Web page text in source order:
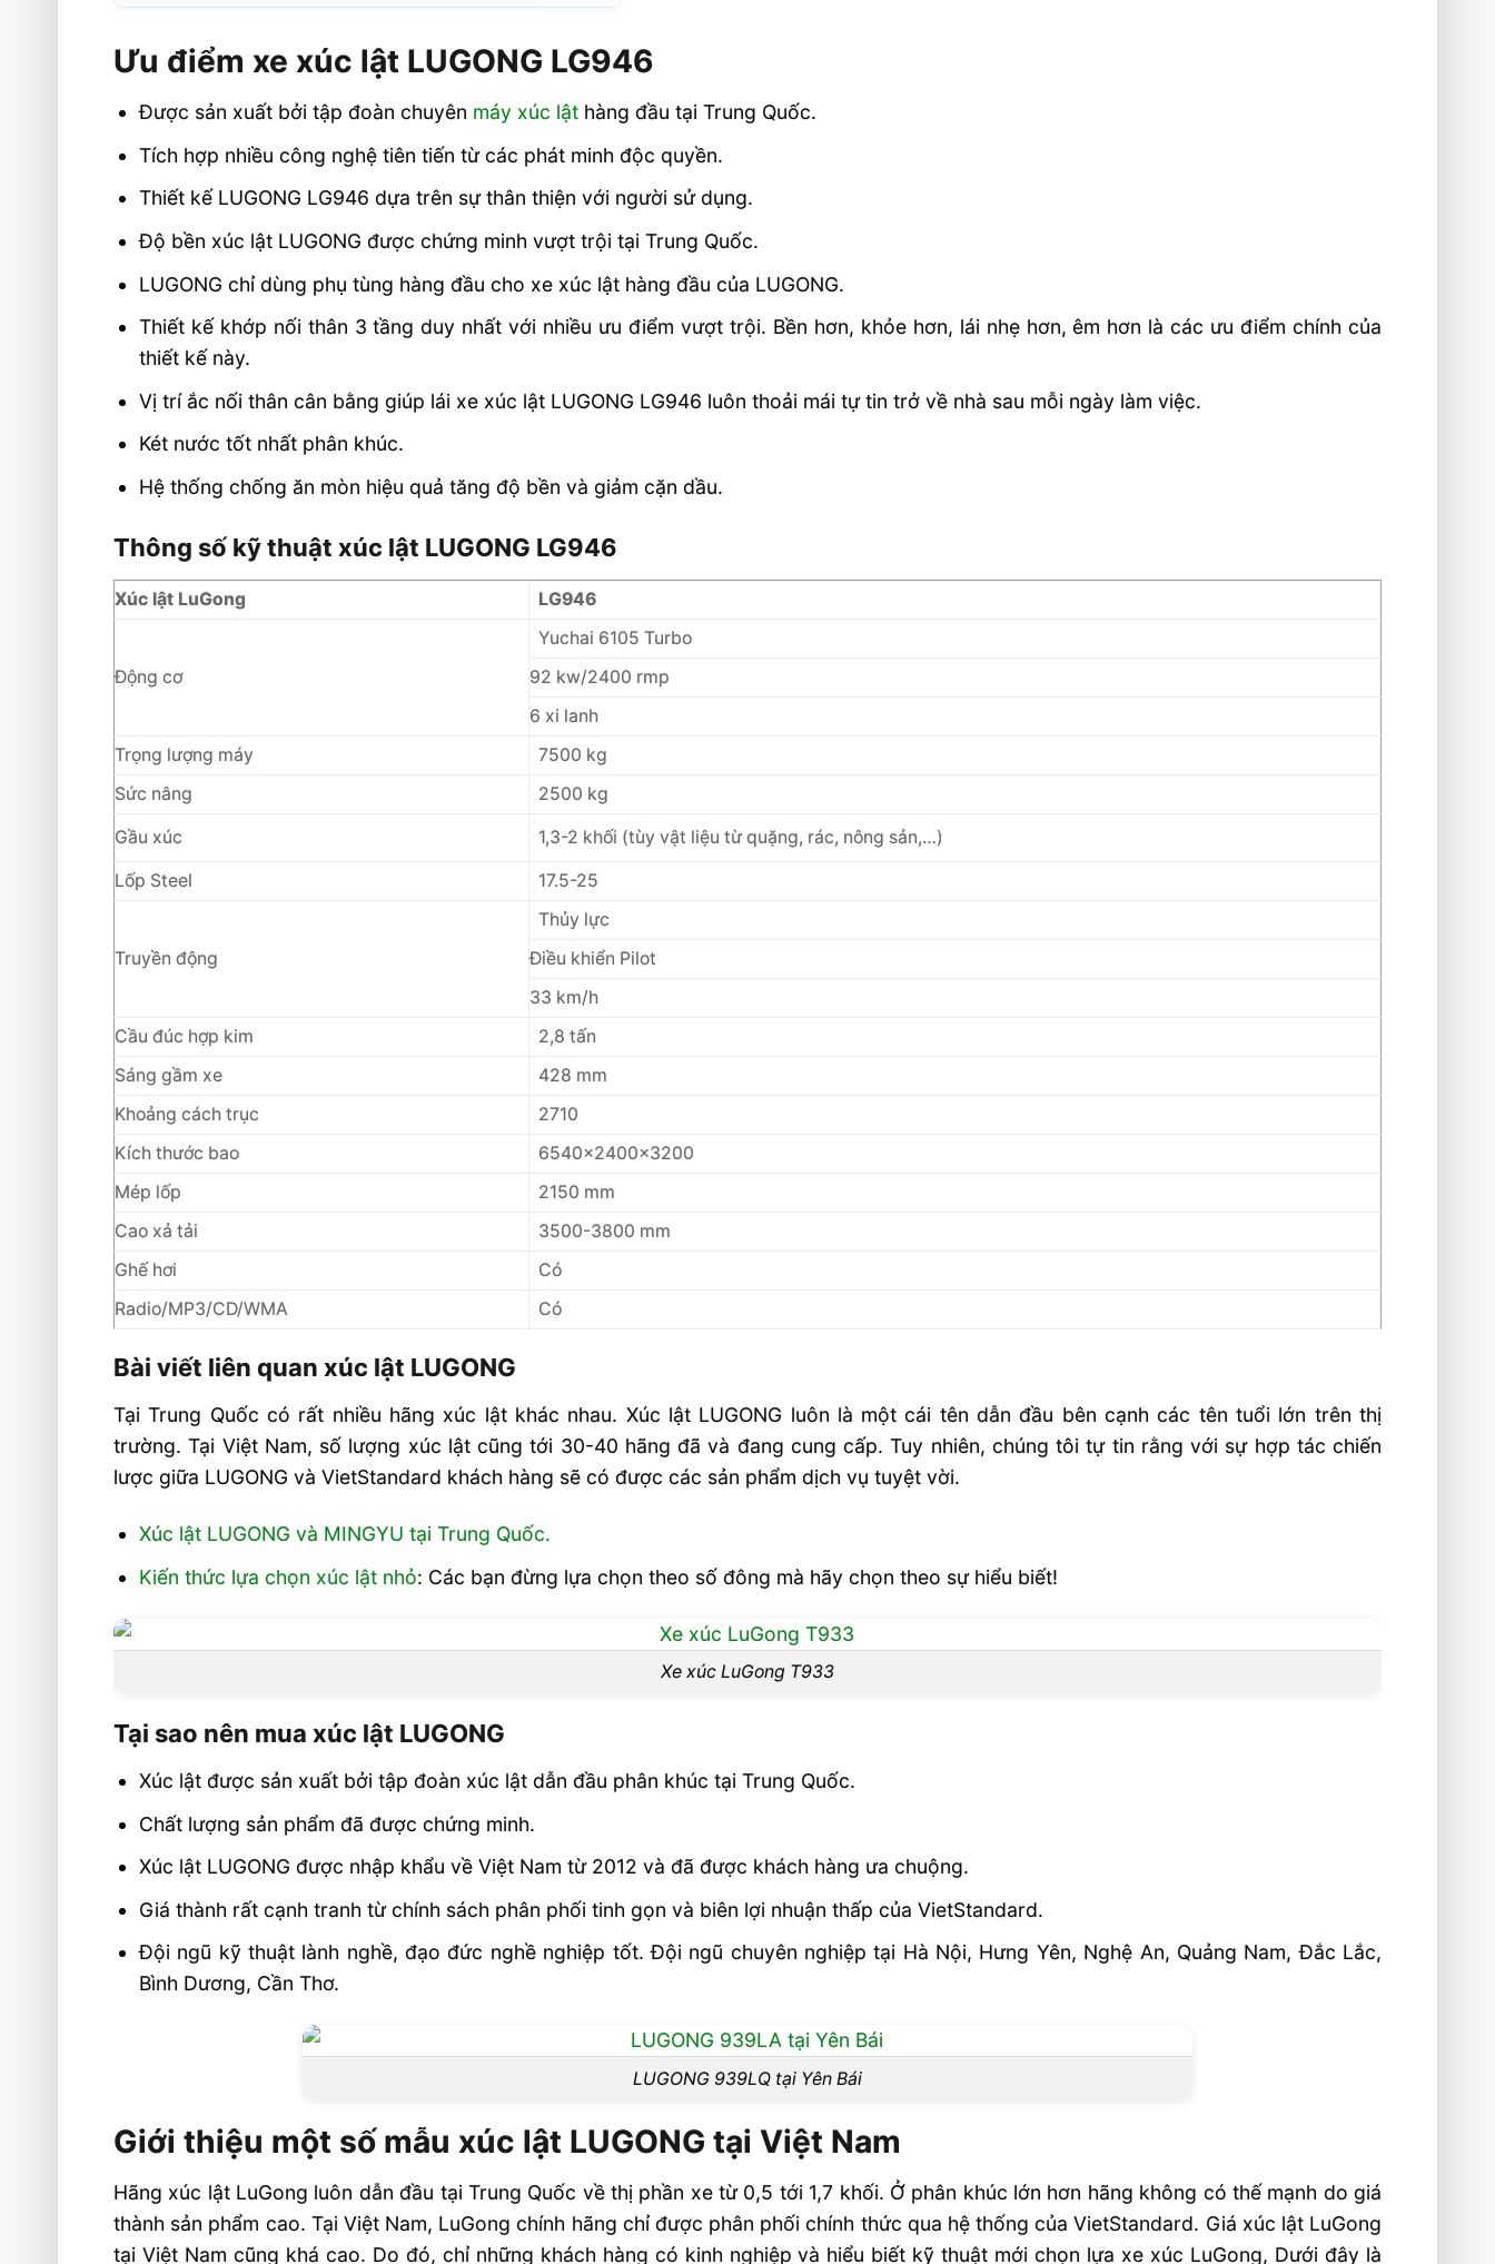
Thông số kỹ thuật xúc lật LUGONG LG946
Bài viết liên quan xúc lật LUGONG
Tại sao nên mua xúc lật LUGONG
Ưu điểm xe xúc lật LUGONG LG946
Được sản xuất bởi tập đoàn chuyên máy xúc lậthàng đầu tại Trung Quốc.
Tích hợp nhiều công nghệ tiên tiến từ các phát minh độc quyền.
Thiết kế LUGONG LG946 dựa trên sự thân thiện với người sử dụng.
Độ bền xúc lật LUGONG được chứng minh vượt trội tại Trung Quốc.
LUGONG chỉ dùng phụ tùng hàng đầu cho xe xúc lật hàng đầu của LUGONG.
Thiết kế khớp nối thân 3 tầng duy nhất với nhiều ưu điểm vượt trội. Bền hơn, khỏe hơn, lái nhẹ hơn, êm hơn là các ưu điểm chính của
thiết kế này.
Vị trí ắc nối thân cân bằng giúp lái xe xúc lật LUGONG LG946 luôn thoải mái tự tin trở về nhà sau mỗi ngày làm việc.
Két nước tốt nhất phân khúc.
Hệ thống chống ăn mòn hiệu quả tăng độ bền và giảm cặn dầu.
Thông số kỹ thuật xúc lật LUGONG LG946
Xúc lật LuGong LG946
Động cơ
Yuchai 6105 Turbo
92 kw/2400 rmp
6 xi lanh
Trọng lượng máy
7500 kg
Sức nâng
2500 kg
Gầu xúc 1,3-2 khối (tùy vật liệu từ quặng, rác, nông sản,…)
Lốp Steel 17.5-25
Truyền động
Thủy lực
Điều khiển Pilot
33 km/h
Cầu đúc hợp kim
2,8 tấn
Sáng gầm xe
428 mm
Khoảng cách trục
2710
Kích thước bao
6540x2400x3200
Mép lốp
2150 mm
Cao xả tải
3500-3800 mm
Ghế hơi
Có
Radio/MP3/CD/WMA
Có
Bài viết liên quan xúc lật LUGONG
Tại Trung Quốc có rất nhiều hãng xúc lật khác nhau. Xúc lật LUGONG luôn là một cái tên dẫn đầu bên cạnh các tên tuổi lớn trên thị
trường. Tại Việt Nam, số lượng xúc lật cũng tới 30-40 hãng đã và đang cung cấp. Tuy nhiên, chúng tôi tự tin rằng với sự hợp tác chiến
lược giữa LUGONG và VietStandard khách hàng sẽ có được các sản phẩm dịch vụ tuyệt vời.
Xúc lật LUGONG và MINGYU tại Trung Quốc.
Kiến thức lựa chọn xúc lật nhỏ: Các bạn đừng lựa chọn theo số đông mà hãy chọn theo sự hiểu biết!
Xe xúc LuGong T933
Tại sao nên mua xúc lật LUGONG
Xúc lật được sản xuất bởi tập đoàn xúc lật dẫn đầu phân khúc tại Trung Quốc.
Chất lượng sản phẩm đã được chứng minh.
Xúc lật LUGONG được nhập khẩu về Việt Nam từ 2012 và đã được khách hàng ưa chuộng.
Giá thành rất cạnh tranh từ chính sách phân phối tinh gọn và biên lợi nhuận thấp của VietStandard.
Đội ngũ kỹ thuật lành nghề, đạo đức nghề nghiệp tốt. Đội ngũ chuyên nghiệp tại Hà Nội, Hưng Yên, Nghệ An, Quảng Nam, Đắc Lắc,
Bình Dương, Cần Thơ.
LUGONG 939LQ tại Yên Bái
Giới thiệu một số mẫu xúc lật LUGONG tại Việt Nam
Hãng xúc lật LuGong luôn dẫn đầu tại Trung Quốc về thị phần xe từ 0,5 tới 1,7 khối. Ở phân khúc lớn hơn hãng không có thế mạnh do giá
thành sản phẩm cao. Tại Việt Nam, LuGong chính hãng chỉ được phân phối chính thức qua hệ thống của VietStandard. Giá xúc lật LuGong
tại Việt Nam cũng khá cao. Do đó, chỉ những khách hàng có kinh nghiệp và hiểu biết kỹ thuật mới chọn lựa xe xúc LuGong, Dưới đây là